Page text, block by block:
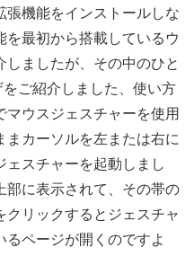
張機能をインストールしな
を最初から搭載しているウ
しましたが、その中のひと
ご紹介しました、使い方
ウスジェスチャーを使用
まカーソルを左または右に
ェスチャーを起動しまし
部に表示されて、その帯の
クリックするとジェスチャ
るページが開くのですよ